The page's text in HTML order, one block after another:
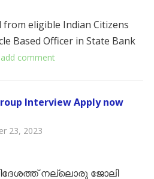
eligible Indian Citizens
Based Officer in State Bank
add comment
Interview Apply now
23, 2023
നല്ലൊരു ജോലി